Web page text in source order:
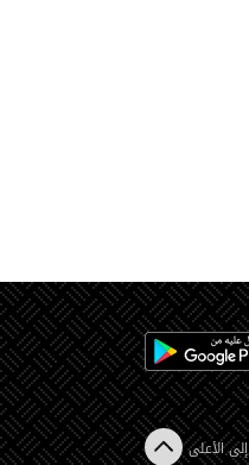
إلى الأعلى